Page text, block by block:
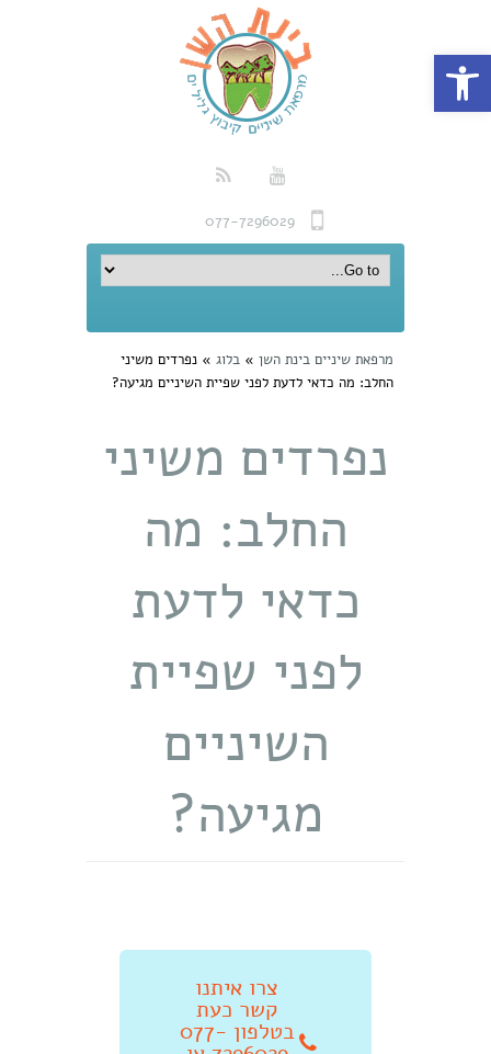
פתח סרגל נגישות
077-7296029
מרפאת שיניים בינת השן » בלוג » נפרדים משיני
החלב: מה כדאי לדעת לפני שפיית השיניים מגיעה?
נפרדים משיני
החלב: מה
כדאי לדעת
לפני שפיית
השיניים
מגיעה?
צרו איתנו
קשר כעת
בטלפון 077-